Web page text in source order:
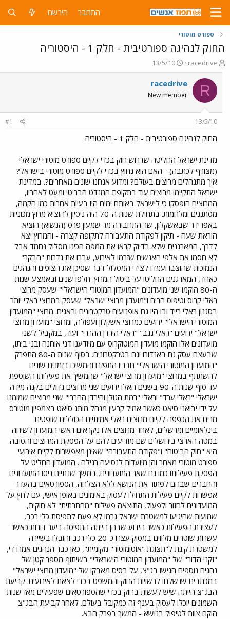
התחבר הירשם
ספורט מוטורי
החוק לנהיגה ספורטיבית - חלק 1 - היסטוריה
פ
ו
ת
ח
ה
ו
ש
א
racedrive
פ
ו
ר
ם
ר
13/5/10
R
racedrive
New member
13/5/10
#1
החוק לנהיגה ספורטיבית - חלק 1 - היסטוריה
מדינת ישראל החליטה שדרוש חוק בכדי לקיים ספורט מוטורי ישראלי
(מצורף לכתבה) - האם הוא נחוץ בכדי לקיים ספורט מוטורי בישראל?
איך מתנהלים מרוצים בעולם? ומדוע אנחנו שונים מאחרים?. במדינת
ישראל התקיימו מרוצים עוד בתקופת המנדט הבריטי ומעט לאחריו,
המרוצים הופסקו כי לישראל באותם ימים היו בעיות אחרות כמו הקמה,
מסתננים ומלחמות. בתחילת שנות ה-70 היה ניסיון להוציא מרוץ מכוניות
באפרידר שבאשקלון, שר התחבורה מר שמעון פרס (הנשיא) הוציא
הוראת שעה - תיקון לפקודת התעבורה לתקופה קצרה - והמרוץ יצא
לדרך, המארגנים שלא בדיוק קראו את המפה הכינו מסלול נחמד אבל
לא חסמו את אלפי האנשים שזרמו לאירוע, עברו את גדרות "הבקר"
הנמוכות שהוצבו ועמדו לצידי המסלול דבר שסיכן את הצופים והנהגים
כאחד, המארגנים החליטו על ביטול המרוץ. חלפו שנים ובאמצע שנות
ה-80 הוקמו שני מועדונים "המועדון המוטורי הישראלי" שעסק מרוצי
ראלי קרוס וטיפוס הרים ו"מועדון מרוצי ישראל" שעסק במרוצי ראלי יותר
בסגנון ראלי רייד ובו היו גם אופנועים טרקטרונים ובאגים. מרוצי "המועדון
המוטורי הישראלי" ידועים כמרוצי אשקלון ועפולה, ומרוצי "מועדון מרוצי
ישראל" ידועים "ראלי נגב" "ראלי הירדן ההררי" ועוד, במקביל לשני
מועדונים אלו הוקמו מועדון המוטוקרוס עם מיודענו דני אוחנה ובני ביתו,
שבעצם עסק גם באנדורו וגם בטרקטרונים. בסוף שנות ה-80 התפרק
"המועדון המוטורי הישראלי" חבריו התפזרו והמשיכו בזמנים שונים
להשתתף במרוצי "מועדון מרוצי ישראל" שהמשיך את פעילותו השוטפת
עד סוף שנות ה-90 בשנים האלו ידועים שני מרוצים גדולים בקנה מידה
ישראלי "ראלי ערד" וראלי "רמת הגולן והירדן ההררי" שני מרוצים שמומנו
על ידי יבואני סיאט כאשר אמיל קרעין מנהל מותג סיאט בצמפיון מוטורס
מרים את הכפפה לקיום מרוצים ראלי אמיתיים הכוללים שופטים
בינלאומיים ומרשלים, לאחר מרוצים אלו ניקראים ראשי המועדון לשיחה
במטה הארצי בירושלים שם מודיעים להם על הפסקת המרוצים והסיבה
היא "חוק הביטוח" ו"פקודת התעבורה" שאינן מאפשרות לקיים אירועי
ספורט מוטורי מאחר והן מיועדות לנסיעה רגילה . המועדון החליט על
הפסקת פעילותו כמו גם שאר המועדונים, במשך שנתיים ניסו המועדונים
והחברים שבהם לפתור את הנושא ללא הצלחה, הספורטאים בהעדר
אפשרות לקיים פעילות התחילו לעסוק באימונים באופן אישי, עם לחץ על
המועדונים לחזור ולפעול, התוצאה פעילות "מחתרתית" לא חוקית,
שמועות שהיגיעו למשטרת ישראל גרמו לא פעם לתפיסת כלי רכב,
לעצירת הפעילות כאשר הידוע שבהן הייתה התפיסה ביער דורות כאשר
עשרות שוטרים מלווים במסוק עצרו כ-20 כלי רכב והובלו בשיירה
למשטרת ק.גת ל"תצוגת "אוטומוטור" מקומית", כאן כבר הנהגים אמרו די,
"זקני הדור" של "המועדון המוטורי הישראלי" בשיתוף מספר קטן של
נהגים נוספים הגישו בג"צ, על בסיס מאבקו של "מועדון מרוצי ישראל"
במכתבים שנשלחו לרשויות החוק והמשפט בכדי לצאת לאירועים. קביעת
הבג"צ הייתה שיש לעשות בחוק בכדי שהספורטאים שפעילים מאז שנות
השמונים יוכלו לעסוק בענף זה כמקובל בעולם. לאחר קביעת הבג"צ
הוקם צוות לטיפול בנושא - המשך בפרק הבא.